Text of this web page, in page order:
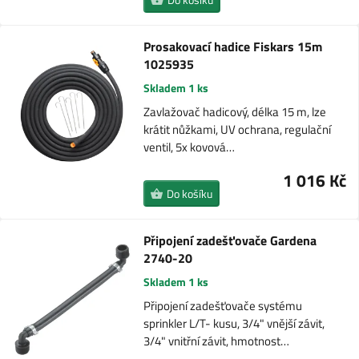
Prosakovací hadice Fiskars 15m
1025935
Skladem 1 ks
Zavlažovač hadicový, délka 15 m, lze
krátit nůžkami, UV ochrana, regulační
ventil, 5x kovová…
1 016 Kč
Do košíku
Připojení zadešťovače Gardena
2740-20
Skladem 1 ks
Připojení zadešťovače systému
sprinkler L/T- kusu, 3/4" vnější závit,
3/4" vnitřní závit, hmotnost…